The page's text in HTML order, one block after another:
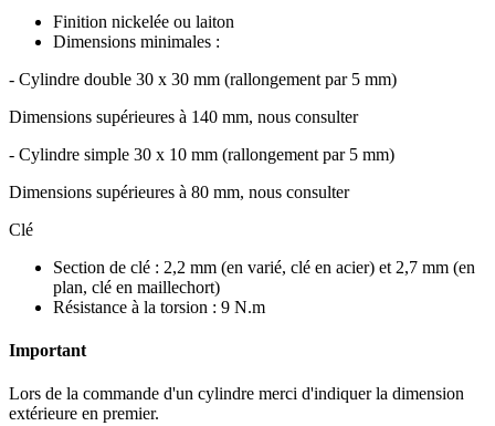
Finition nickelée ou laiton
Dimensions minimales :
- Cylindre double 30 x 30 mm (rallongement par 5 mm)
Dimensions supérieures à 140 mm, nous consulter
- Cylindre simple 30 x 10 mm (rallongement par 5 mm)
Dimensions supérieures à 80 mm, nous consulter
Clé
Section de clé : 2,2 mm (en varié, clé en acier) et 2,7 mm (en
plan, clé en maillechort)
Résistance à la torsion : 9 N.m
Important
Lors de la commande d'un cylindre merci d'indiquer la dimension
extérieure en premier.